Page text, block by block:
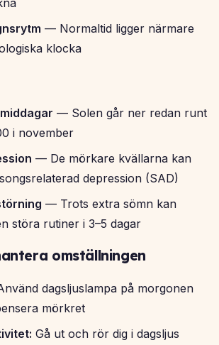
— Normaltid ligger närmare
klocka
— Solen går ner redan runt
i november
— De mörkare kvällarna kan
depression (SAD)
— Trots extra sömn kan
störa rutiner i 3–5 dagar
omställningen
dagsljuslampa på morgonen
mörkret
Gå ut och rör dig i dagsljus